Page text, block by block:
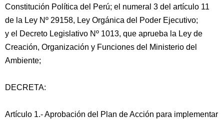
Constitución Política del Perú; el numeral 3 del artículo 11
de la Ley Nº 29158, Ley Orgánica del Poder Ejecutivo;
y el Decreto Legislativo Nº 1013, que aprueba la Ley de
Creación, Organización y Funciones del Ministerio del
Ambiente;
DECRETA:
Artículo 1.- Aprobación del Plan de Acción para implementar